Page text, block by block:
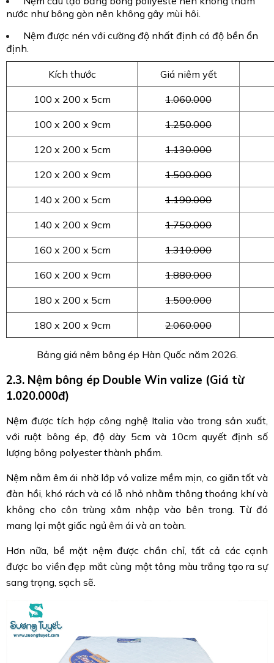
nước như bông gòn nên không gây mùi hôi.
Nệm được nén với cường độ nhất định có độ bền ổn
định.
Kích thước Giá niêm yết
100 x 200 x 5cm 1.060.000
100 x 200 x 9cm 1.250.000
120 x 200 x 5cm 1.130.000
120 x 200 x 9cm 1.500.000
140 x 200 x 5cm 1.190.000
140 x 200 x 9cm 1.750.000
160 x 200 x 5cm 1.310.000
160 x 200 x 9cm 1.880.000
180 x 200 x 5cm 1.500.000
180 x 200 x 9cm 2.060.000
Bảng giá nêm bông ép Hàn Quốc năm 2026.
2.3. Nệm bông ép Double Win valize (Giá từ
1.020.000đ)
Nệm được tích hợp công nghệ Italia vào trong sản xuất,
với ruột bông ép, độ dày 5cm và 10cm quyết định số
lượng bông polyester thành phẩm.
Nệm nằm êm ái nhờ lớp vỏ valize mềm mịn, co giãn tốt và
đàn hồi, khó rách và có lỗ nhỏ nhằm thông thoáng khí và
không cho côn trùng xâm nhập vào bên trong. Từ đó
mang lại một giấc ngủ êm ái và an toàn.
Hơn nữa, bề mặt nệm được chần chỉ, tất cả các cạnh
được bo viền đẹp mắt cùng một tông màu trắng tạo ra sự
sang trọng, sạch sẽ.